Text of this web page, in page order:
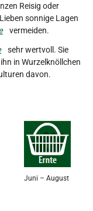
Reisig oder
sonnige Lagen
vermeiden.
sehr wertvoll. Sie
in Wurzelknöllchen
davon.
Juni – August